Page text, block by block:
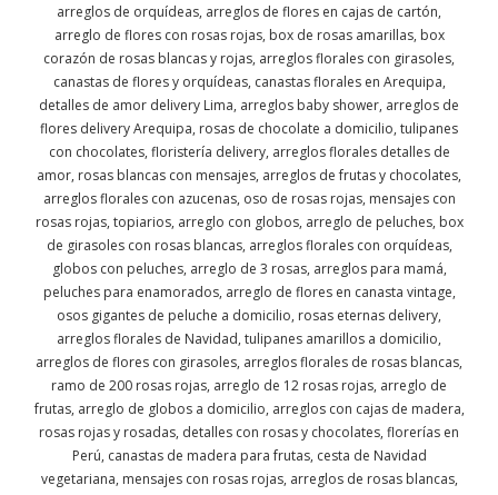
arreglos de orquídeas, arreglos de flores en cajas de cartón,
arreglo de flores con rosas rojas, box de rosas amarillas, box
corazón de rosas blancas y rojas, arreglos florales con girasoles,
canastas de flores y orquídeas, canastas florales en Arequipa,
detalles de amor delivery Lima, arreglos baby shower, arreglos de
flores delivery Arequipa, rosas de chocolate a domicilio, tulipanes
con chocolates, floristería delivery, arreglos florales detalles de
amor, rosas blancas con mensajes, arreglos de frutas y chocolates,
arreglos florales con azucenas, oso de rosas rojas, mensajes con
rosas rojas, topiarios, arreglo con globos, arreglo de peluches, box
de girasoles con rosas blancas, arreglos florales con orquídeas,
globos con peluches, arreglo de 3 rosas, arreglos para mamá,
peluches para enamorados, arreglo de flores en canasta vintage,
osos gigantes de peluche a domicilio, rosas eternas delivery,
arreglos florales de Navidad, tulipanes amarillos a domicilio,
arreglos de flores con girasoles, arreglos florales de rosas blancas,
ramo de 200 rosas rojas, arreglo de 12 rosas rojas, arreglo de
frutas, arreglo de globos a domicilio, arreglos con cajas de madera,
rosas rojas y rosadas, detalles con rosas y chocolates, florerías en
Perú, canastas de madera para frutas, cesta de Navidad
vegetariana, mensajes con rosas rojas, arreglos de rosas blancas,